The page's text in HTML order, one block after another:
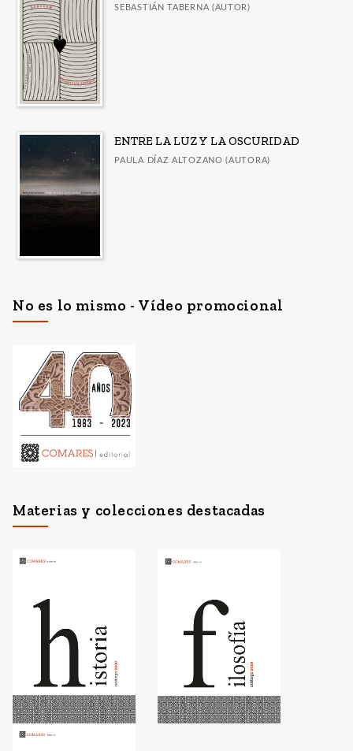
SEBASTIÁN TABERNA (AUTOR)
ENTRE LA LUZ Y LA OSCURIDAD
PAULA DÍAZ ALTOZANO (AUTORA)
No es lo mismo - Vídeo promocional
Materias y colecciones destacadas